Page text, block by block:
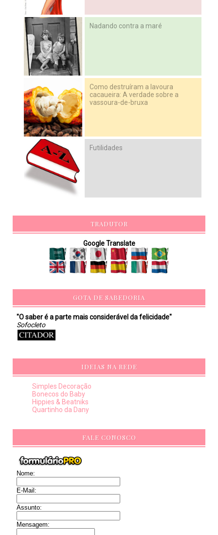
Nadando contra a maré
Como destruíram a lavoura
cacaueira: A verdade sobre a
vassoura-de-bruxa
Futilidades
TRADUTOR
Google Translate
GOTA DE SABEDORIA
"O saber é a parte mais considerável da felicidade"
Sofocleto
IDEIAS NA REDE
Simples Decoração
Bonecos do Baby
Hippies & Beatniks
Quartinho da Dany
FALE CONOSCO
Nome:
E-Mail:
Assunto:
Mensagem: